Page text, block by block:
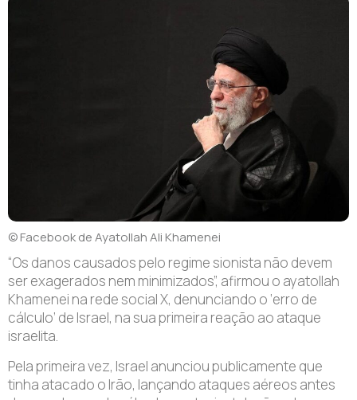
© Facebook de Ayatollah Ali Khamenei
“Os danos causados pelo regime sionista não devem
ser exagerados nem minimizados”, afirmou o ayatollah
Khamenei na rede social X, denunciando o ‘erro de
cálculo’ de Israel, na sua primeira reação ao ataque
israelita.
Pela primeira vez, Israel anunciou publicamente que
tinha atacado o Irão, lançando ataques aéreos antes